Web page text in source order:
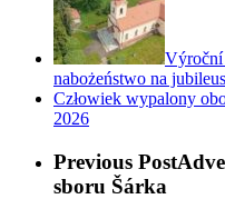
Výroční
nabożeństwo na
Człowiek wypalony
2026
Previous Post
sboru Šárka